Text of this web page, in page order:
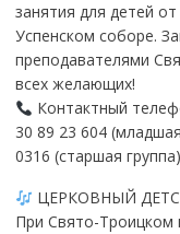
занятия для детей
Успенском соборе.
преподавателями
всех желающих!
Контактный
30 89 23 604
0316 (старшая
ЦЕРКОВНЫЙ
При Свято-Троицком